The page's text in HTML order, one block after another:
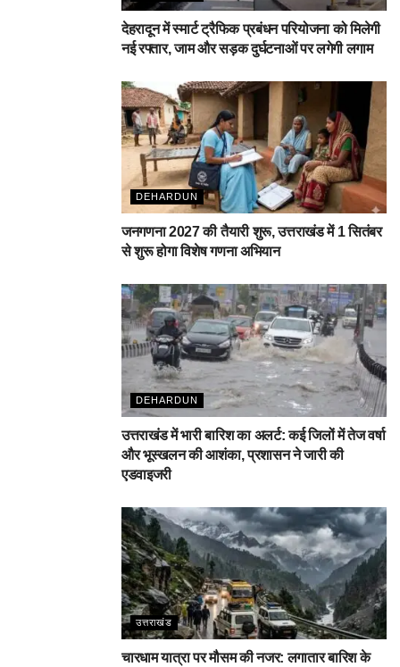
देहरादून में स्मार्ट ट्रैफिक प्रबंधन परियोजना को मिलेगी
नई रफ्तार, जाम और सड़क दुर्घटनाओं पर लगेगी लगाम
DEHARDUN
जनगणना 2027 की तैयारी शुरू, उत्तराखंड में 1 सितंबर
से शुरू होगा विशेष गणना अभियान
DEHARDUN
उत्तराखंड में भारी बारिश का अलर्ट: कई जिलों में तेज वर्षा
और भूस्खलन की आशंका, प्रशासन ने जारी की
एडवाइजरी
उत्तराखंड
चारधाम यात्रा पर मौसम की नजर: लगातार बारिश के